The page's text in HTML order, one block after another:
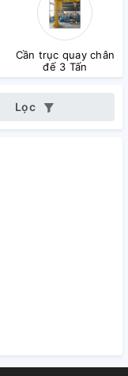
Cần trục quay chân
đế 3 Tấn
Lọc